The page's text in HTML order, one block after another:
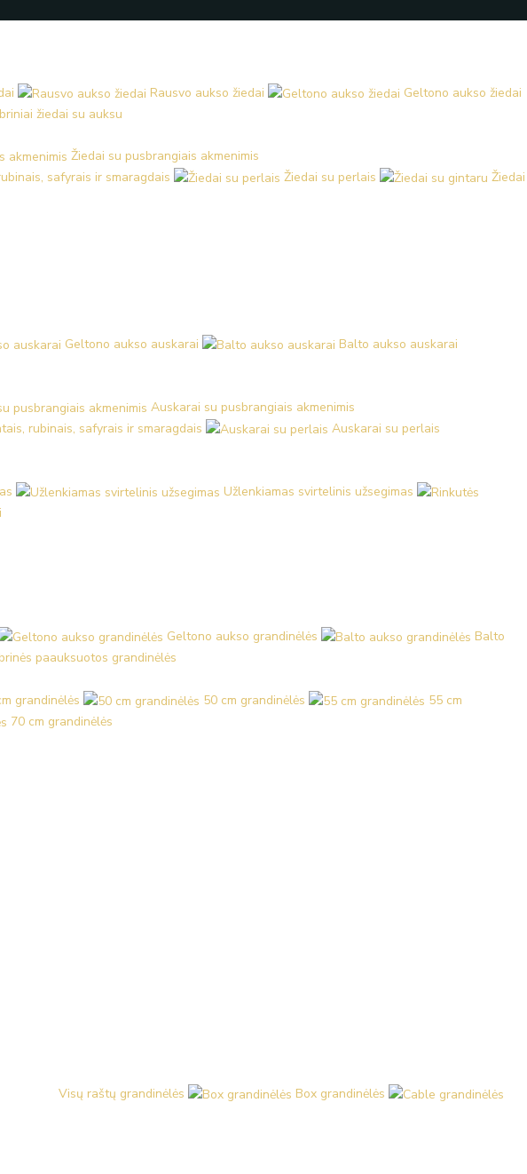
Rausvo aukso žiedai
Geltono aukso žiedai
žiedai su auksu
Žiedai su pusbrangiais akmenimis
safyrais ir smaragdais
Žiedai su perlais
Žiedai
Geltono aukso auskarai
Balto aukso auskarai
Auskarai su pusbrangiais akmenimis
rubinais, safyrais ir smaragdais
Auskarai su perlais
Užlenkiamas svirtelinis užsegimas
Geltono aukso grandinėlės
Balto
paauksuotos grandinėlės
grandinėlės 50 cm grandinėlės
55 cm
70 cm grandinėlės
Visų raštų grandinėlės Box grandinėlės